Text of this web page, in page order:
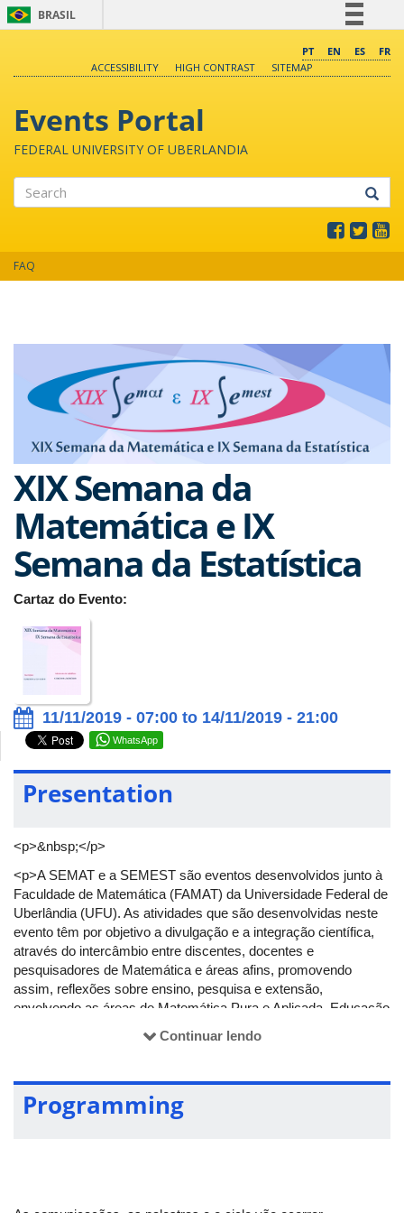
BRASIL
Comunica BR
Canais
PT EN ES
FR
ACCESSIBILITY
HIGH CONTRAST SITEMAP
Events Portal
FEDERAL UNIVERSITY OF UBERLANDIA
FAQ
XIX Semana da
Matemática e IX
Semana da Estatística
Cartaz do Evento:
11/11/2019 - 07:00 to 14/11/2019 - 21:00
WhatsApp
Presentation
<p>&nbsp;</p>
<p>A SEMAT e a SEMEST são eventos desenvolvidos junto à
Faculdade de Matemática (FAMAT) da Universidade Federal de
Uberlândia (UFU). As atividades que são desenvolvidas neste
evento têm por objetivo a divulgação e a integração científica,
através do intercâmbio entre discentes, docentes e
pesquisadores de Matemática e áreas afins, promovendo
assim, reflexões sobre ensino, pesquisa e extensão,
envolvendo as áreas de Matemática Pura e Aplicada, Educação
oportunidades de formação continuada aos egressos dos
cursos superiores da região de Uberlândia - Minas Gerais. Além
Continuar lendo
Programming